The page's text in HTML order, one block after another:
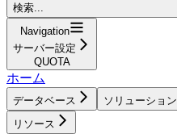
検索...
Navigation
サーバー設定
QUOTA
ホーム
データベース ソリューション
リソース